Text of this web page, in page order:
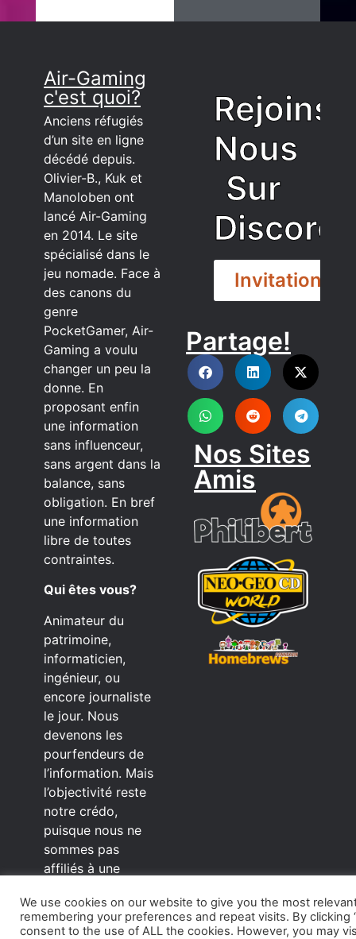
Air-Gaming
c'est quoi?
Anciens réfugiés
d’un site en ligne
décédé depuis.
Olivier-B., Kuk et
Manoloben ont
lancé Air-Gaming
en 2014. Le site
spécialisé dans le
jeu nomade. Face à
des canons du
genre
PocketGamer, Air-
Gaming a voulu
changer un peu la
donne. En
proposant enfin
une information
sans influenceur,
sans argent dans la
balance, sans
obligation. En bref
une information
libre de toutes
contraintes.
Qui êtes vous?
Animateur du
patrimoine,
informaticien,
ingénieur, ou
encore journaliste
le jour. Nous
devenons les
pourfendeurs de
l’information. Mais
l’objectivité reste
notre crédo,
puisque nous ne
sommes pas
affiliés à une
sans vergogne d’un
éditeur à l’autre.
Rejoins
Nous
Sur
Discord
Invitation
DISCORD
Partage!
Nos Sites
Amis
We use cookies on our website to give you the most
remembering your preferences and repeat visits. By clicking
consent to the use of ALL the cookies. However, you may